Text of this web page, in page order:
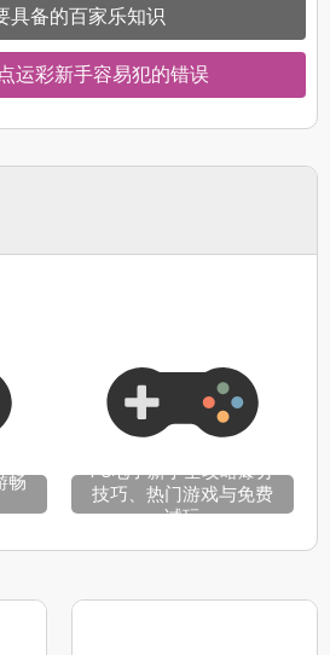
具备的百家乐知识
运彩新手容易犯的错误
畅
PG电子新手全攻略爆分
技巧、热门游戏与免费
试玩